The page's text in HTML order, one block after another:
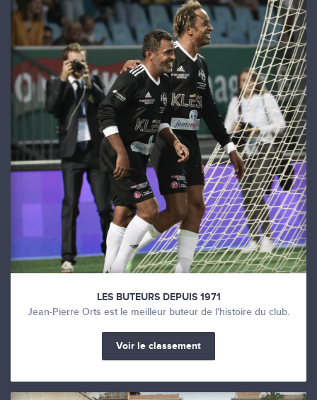
LES BUTEURS DEPUIS 1971
Jean-Pierre Orts est le meilleur buteur de l'histoire du club.
Voir le classement